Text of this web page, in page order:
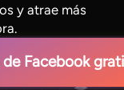
y atrae más
Facebook